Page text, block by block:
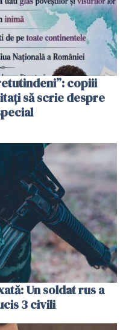
copiii
să scrie despre
Un soldat rus a
3 civili